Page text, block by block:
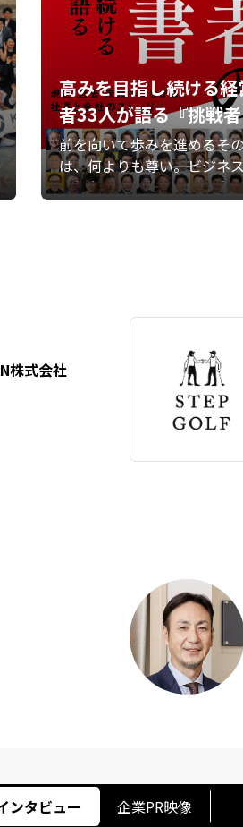
高みを目指し続ける経
者33人が語る『挑戦
履歴書』
前を向いて歩みを進めるそ
は、何よりも尊い――。ビジネ
表舞台にある華やかな数字
出版となりました。
株式会社
ンタビュー 企業PR映像